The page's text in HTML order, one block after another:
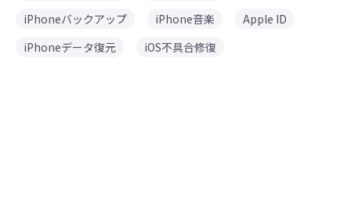
iPhoneバックアップ
iPhone音楽
Apple ID
iPhoneデータ復元
iOS不具合修復